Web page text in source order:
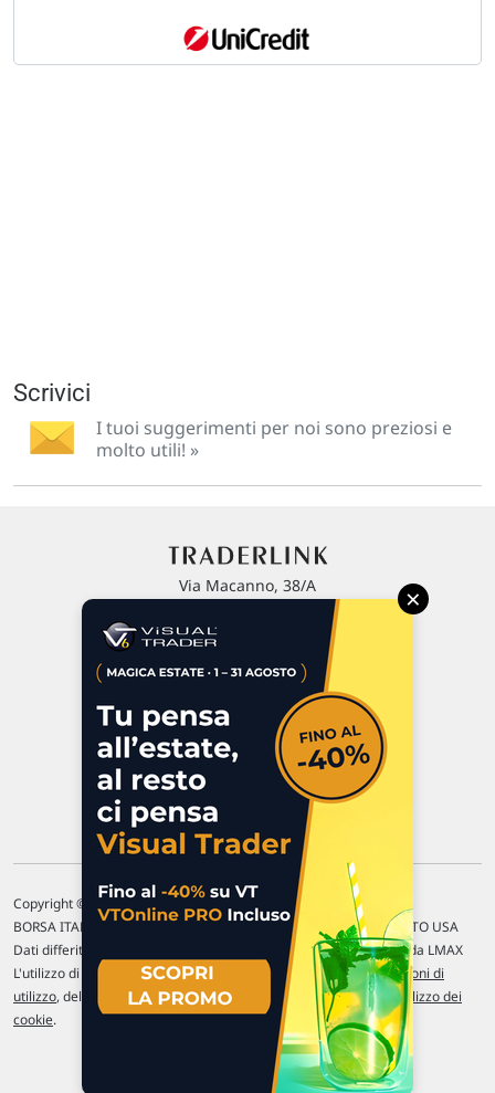
Scrivici
I tuoi suggerimenti per noi sono preziosi e
molto utili! »
Via Macanno, 38/A
P.IVA 02 452 460 401
Commenti e segnalazioni
Contattaci
Copyright © 1996-2026 Traderlink Italia s.r.l.
BORSA ITALIANA Quotazioni di borsa differite di 15 min. / MERCATO USA
Dati differiti di 15 min. (fonte Intrinio) / FOREX Quotazioni fornite da LMAX
L'utilizzo di questo sito implica l'accettazione delle nostre Condizioni di
utilizzo, del Disclaimer MAR, dellePolitiche sulla privacye dell' Utilizzo dei
cookie.
×